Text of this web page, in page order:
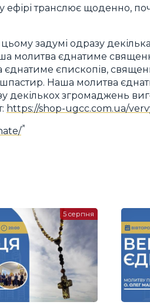
транслює щоденно,
задумі одразу декілька
молитва єднатиме
єпископів,
Наша молитва
декількох згромаджень
https://shop-ugcc.com.ua/
5 серпня